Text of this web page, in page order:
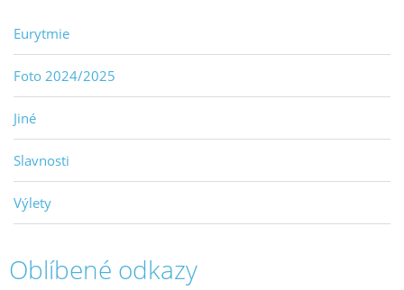
Eurytmie
Foto 2024/2025
Jiné
Slavnosti
Výlety
Oblíbené odkazy